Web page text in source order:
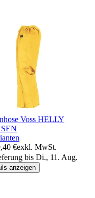
Voss HELLY
€exkl. MwSt.
bis Di., 11. Aug.
anzeigen